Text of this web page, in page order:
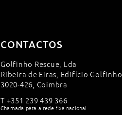
CONTACTOS
Golfinho Rescue, Lda
Ribeira de Eiras, Edifício Golfinho
3020-426, Coimbra
T +351 239 439 366
Chamada para a rede fixa nacional